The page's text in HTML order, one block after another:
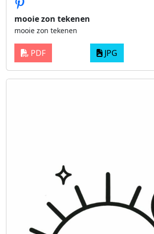
mooie zon tekenen
mooie zon tekenen
PDF JPG